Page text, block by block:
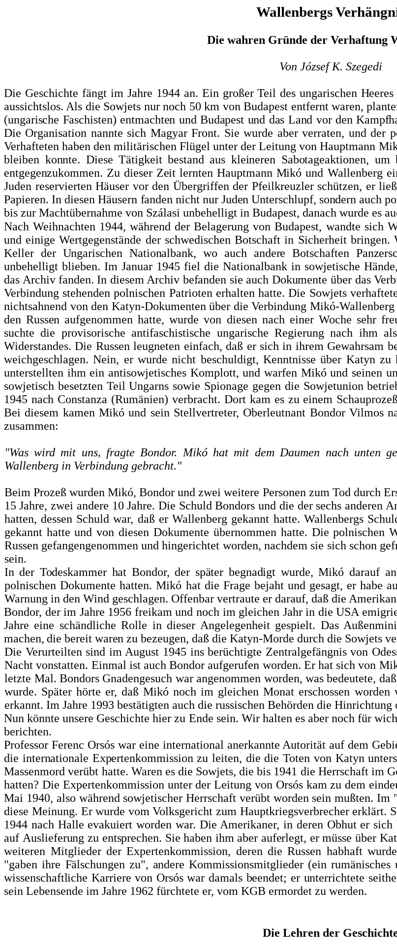
Wallenbergs
Die wahren Gründe der Verhaftung
Von József K. Szegedi
Die Geschichte fängt im Jahre 1944 an. Ein großer Teil desungarischen
aussichtslos. Als die Sowjets nur noch 50 km von Budapest entfernt waren,
(ungarische Faschisten) entmachten und Budapest und das Land vor den
Die Organisation nannte sich Magyar Front. Sie wurde aber verraten, und
Verhafteten haben den militärischen Flügel unter der Leitung von Hauptmann
bleiben konnte. Diese Tätigkeit bestand aus kleineren Sabotageaktio­nen, um
entgegenzukommen. Zu dieser Zeit lernten Hauptmann Mikóund Wallenberg
Juden reservierten Häuser vor den Übergriffen der Pfeilkreuzler schützen, er
Papieren. In diesen Häusern fanden nicht nur Juden Unterschlupf, sondern auch
bis zur Machtübernahme von Szálasi unbehelligt in Budapest, da­nach wurde es
Nach Weihnachten 1944, während der Belagerung von Bu­dapest, wandte
und einige Wertgegenstände der schwedi­schen Botschaft in Sicherheit
Keller der Ungarischen Nationalbank, wo auch andere Botschaften
unbehelligt blieben. Im Januar 1945 fiel die Nationalbank in sowjetische
das Ar­chiv fanden. In diesem Archiv befanden sie auch Dokumente über das
Verbindung stehenden polnischen Patrioten erhalten hatte. Die Sowjets
nichtsahnend von den Katyn-Dokumenten über die Verbindung Mikó-
den Russen aufge­nommen hatte, wurde von diesen nach einer Woche sehr
suchte die provisorische antifaschistische ungari­sche Regierung nach ihm
Widerstandes. Die Russen leugneten ein­fach, daß er sich in ihrem Gewahrsam
weichge­schlagen. Nein, er wurde nicht beschuldigt, Kenntnisse über Katyn
unterstellten ihm ein antisowjetisches Komplott, und warfen Mikó und seinen
sowjetisch besetzten Teil Ungarns so­wie Spionage gegen die Sowjetunion
1945 nach Constanza (Rumänien) verbracht. Dort kam es zu einem
Bei die­sem kamen Mikó und sein Stellvertreter, Oberleutnant Bondor Vilmos
zusammen:
"Was wird mit uns, fragte Bondor. Mikó hat mit dem Dau­men nach unten
Wallenberg in Verbindung gebracht."
Beim Prozeß wurden Mikó, Bondor und zwei weitere Perso­nen zum Tod durch
15 Jahre, zwei andere 10 Jahre. Die Schuld Bondors und die der sechs anderen
hatten, dessen Schuld war, daß er Wallenberg gekannt hatte. Wallenbergs
gekannt hatte und von diesen Dokumente übernommen hatte. Die polnischen
Russen gefangengenommen und hingerichtet wor­den, nachdem sie sich schon
sein.
In der Todeskammer hat Bondor, der später begnadigt wurde,Mikó darauf
polnischen Dokumente hatten. Mikó hat die Fragebejaht und gesagt, er habe
Warnung in den Wind geschlagen. Of­fenbar vertraute er darauf, daß die
Bondor, der im Jahre 1956 freikam und noch im gleichen Jahr in die USA
Jahre eine schändliche Rolle in dieser An­gelegenheit gespielt. Das
machen, die bereit waren zu bezeugen, daß die Katyn-Morde durch die Sowjets
Die Verurteilten sind im August 1945 ins berüchtigte Zen­tralgefängnis von
Nacht vonstatten. Einmal ist auch Bondor aufgerufen worden. Er hat sich von
letzte Mal. Bondors Gnadengesuch war angenommen worden, was bedeutete, daß
wurde. Später hörte er, daß Mikó noch im gleichen Monat erschos­sen
erkannt. Im Jahre 1993 bestätigten auch die russischen Behörden die
Nun könnte unsere Geschichte hier zu Ende sein. Wir halten es aber noch für
berichten.
Professor Ferenc Orsós war eine international anerkannte Autorität auf dem
die internationale Expertenkommission zu leiten, die die Toten von Katyn
Massenmord verübt hatte. Waren es die Sowjets, die bis 1941 die Herrschaft im
hatten? Die Expertenkommission unter der Leitung von Orsós kam zu dem
Mai 1940, also während sowjetischer Herrschaft verübt worden sein mußten.
diese Meinung. Er wurde vom Volksge­richt zum Hauptkriegsverbrecher erklärt.
1944 nach Halle eva­kuiert worden war. Die Amerikaner, in deren Obhut er
auf Auslieferung zu entsprechen. Sie haben ihm aber auferlegt, ermüsse über
weiteren Mitglieder der Expertenkommission, deren die Russen habhaft
"gaben ihre Fälschungen zu", andere Kommissi­onsmitglieder (ein
wissenschaftliche Karriere von Orsós war damals beendet; er unterrich­tete
sein Lebens­ende im Jahre 1962 fürchtete er, vom KGB ermordet zu werden.
Die Lehren der